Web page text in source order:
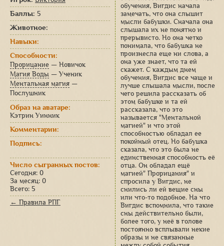
Баллы: 5
Животное:
Навыки:
Способности:
Прорицание — Новичок
Магия Воды — Ученик
Ментальная магия —
Послушник
Образ на аватаре:
Кэтрин Уинник
Комментарии:
Подпись:
Число сыгранных постов:
Сегодня: 0
За месяц: 0
Всего: 5
← Правила РПГ
обучения, Вигдис начала
замечать, что она слышит
мысли бабушки. Сначала она
слышала их не понятно и
прерывисто. Но она четко
понимала, что бабушка не
произнесла еще ни слова, а
она уже знает, что та ей
скажет. С каждым днем
обучения, Вигдис все чаще и
лучше слышала мысли, после
чего решила рассказать об
этом бабушке и та ей
рассказала, что это
называется "Ментальной
магией" и что этой
способностью обладал ее
покойный отец. Но бабушка
сказала, что это была не
единственная способность её
отца. Он обладал ещё
магией" Прорицания" и
спросила у Вигдис, не
снились ли ей вещие сны
или что-то подобное. На что
Вигдис вспомнила, что такие
сны действительно были,
более того, у неё в голове
постоянно всплывали некие
образы и не связанные